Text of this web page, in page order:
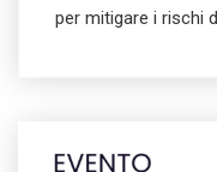
per mitigare i rischi